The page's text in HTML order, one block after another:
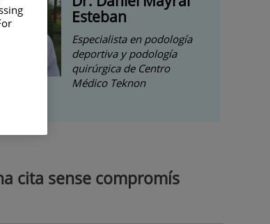
Esteban
Especialista en podología
deportiva y podología
quirúrgica de Centro
Médico Teknon
cita sense compromís